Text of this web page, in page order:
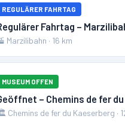
REGULÄRER FAHRTAG
Fahrtag –
Marzilibahn · 16 km
MUSEUM OFFEN
– Chemins de fer
Chemins de fer du Kaeserberg ·